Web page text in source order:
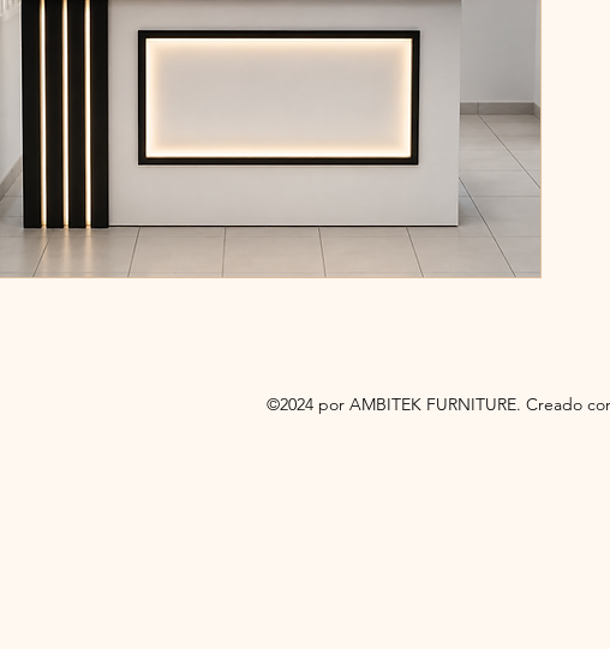
©2024 por AMBITEK FURNITURE. Creado